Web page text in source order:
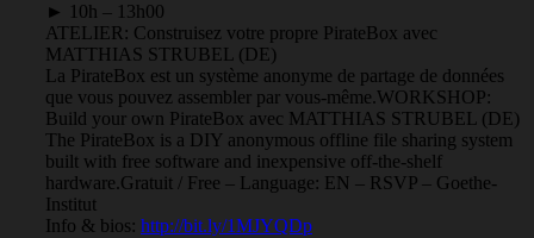
► 10h – 13h00
ATELIER: Construisez votre propre PirateBox avec
MATTHIAS STRUBEL (DE)
La PirateBox est un système anonyme de partage de données
que vous pouvez assembler par vous-même.WORKSHOP:
Build your own PirateBox avec MATTHIAS STRUBEL (DE)
The PirateBox is a DIY anonymous offline file sharing system
built with free software and inexpensive off-the-shelf
hardware.Gratuit / Free – Language: EN – RSVP – Goethe-
Institut
Info & bios: http://bit.ly/1MJYQDp